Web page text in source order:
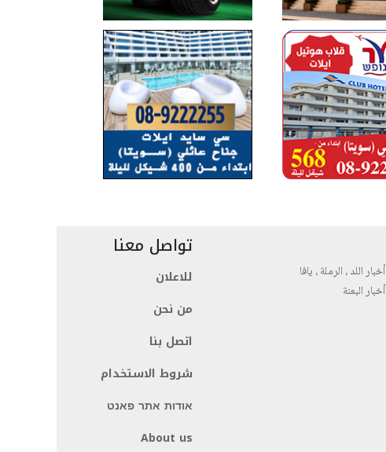
أخبار اللد ، الرملة ، يافا
أخبار البعنة
تواصل معنا
للاعلان
من نحن
اتصل بنا
شروط الاستخدام
אודות אתר פאנט
About us